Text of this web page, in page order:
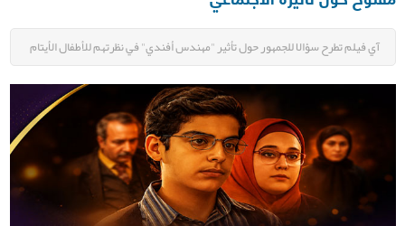
آي فيلم تطرح سؤالا للجمهور حول تأثير "مهندس أفندي" في نظرتهم للأطفال الأيتام